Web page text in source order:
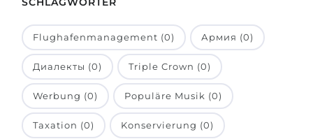
Holland-Test
Interessenkarte-Test
RIASEC-Test
Erfolgzu
BEWERBEN AUS …
Russland
Ukraine
Kasachstan
Flughafenmanagement (0) Армия (0)
Диалекты (0) Triple Crown (0)
Werbung (0) Populäre Musik (0)
Taxation (0) Konservierung (0)